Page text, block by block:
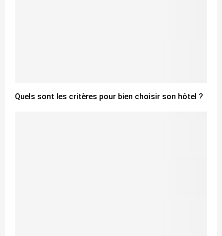
Quels sont les critères pour bien choisir son hôtel ?